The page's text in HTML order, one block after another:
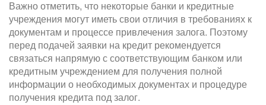
Важно отметить, что некоторые банки и кредитные
учреждения могут иметь свои отличия в требованиях к
документам и процессе привлечения залога. Поэтому
перед подачей заявки на кредит рекомендуется
связаться напрямую с соответствующим банком или
кредитным учреждением для получения полной
информации о необходимых документах и процедуре
получения кредита под залог.